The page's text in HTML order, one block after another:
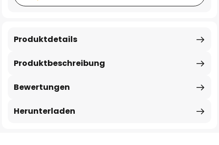
Produktbeschreibung
Produktdetails
Bewertungen
Herunterladen